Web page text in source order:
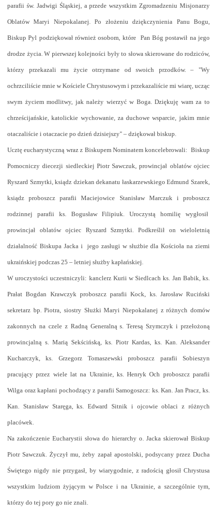
parafii św. Jadwigi Śląskiej, a przede wszystkim Zgromadzeniu Misjonarzy
Oblatów Maryi Niepokalanej. Po złożeniu dziękczynienia Panu Bogu,
Biskup Pyl podziękował również osobom, które Pan Bóg postawił na jego
drodze życia. W pierwszej kolejności były to słowa skierowane do rodziców,
którzy przekazali mu życie otrzymane od swoich przodków. – "Wy
ochrzciliście mnie w Kościele Chrystusowym i przekazaliście mi wiarę, ucząc
swym życiem modlitwy, jak należy wierzyć w Boga. Dziękuję wam za to
chrześcijańskie, katolickie wychowanie, za duchowe wsparcie, jakim mnie
otaczaliście i otaczacie po dzień dzisiejszy" – dziękował biskup.
Ucztę eucharystyczną wraz z Biskupem Nominatem koncelebrowali: Biskup
Pomocniczy diecezji siedleckiej Piotr Sawczuk, prowincjał oblatów ojciec
Ryszard Szmytki, ksiądz dziekan dekanatu łaskarzewskiego Edmund Szarek,
ksiądz proboszcz parafii Maciejowice Stanisław Marczuk i proboszcz
rodzinnej parafii ks. Bogusław Filipiuk. Uroczystą homilię wygłosił
prowincjał oblatów ojciec Ryszard Szmytki. Podkreślił on wieloletnią
działalność Biskupa Jacka i jego zasługi w służbie dla Kościoła na ziemi
ukraińskiej podczas 25 – letniej służby kapłańskiej.
W uroczystości uczestniczyli: kanclerz Kurii w Siedlcach ks. Jan Babik, ks.
Prałat Bogdan Krawczyk proboszcz parafii Kock, ks. Jarosław Ruciński
sekretarz bp. Piotra, siostry Służki Maryi Niepokalanej z różnych domów
zakonnych na czele z Radną Generalną s. Teresą Szymczyk i przełożoną
prowincjalną s. Marią Sekścińską, ks. Piotr Kardas, ks. Kan. Aleksander
Kucharczyk, ks. Grzegorz Tomaszewski proboszcz parafii Sobieszyn
pracujący przez wiele lat na Ukrainie, ks. Henryk Och proboszcz parafii
Wilga oraz kapłani pochodzący z parafii Samogoszcz: ks. Kan. Jan Pracz, ks.
Kan. Stanisław Staręga, ks. Edward Sitnik i ojcowie oblaci z różnych
placówek.
Na zakończenie Eucharystii słowa do hierarchy o. Jacka skierował Biskup
Piotr Sawczuk. Życzył mu, żeby zapał apostolski, podsycany przez Ducha
Świętego nigdy nie przygasł, by wiarygodnie, z radością głosił Chrystusa
wszystkim ludziom żyjącym w Polsce i na Ukrainie, a szczególnie tym,
którzy do tej pory go nie znali.